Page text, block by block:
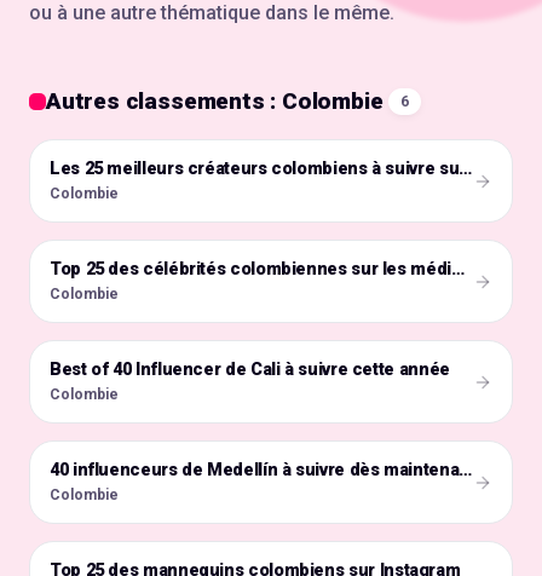
ou à une autre thématique dans le même.
Autres classements : Colombie 6
🇨🇴 Les 25 meilleurs créateurs colombiens à suivre sur Instagram
Colombie
🇨🇴 Top 25 des célébrités colombiennes sur les médias sociaux
Colombie
🇨🇴
Best of 40 Influencer de Cali à suivre cette année
Colombie
🇨🇴 40 influenceurs de Medellín à suivre dès maintenant
Colombie
🇨🇴
Top 25 des mannequins colombiens sur Instagram